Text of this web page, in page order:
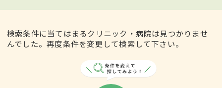
検索条件に当てはまるクリニック・病院は見つかりませ
んでした。再度条件を変更して検索して下さい。